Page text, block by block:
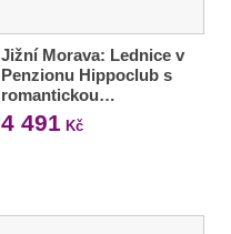
Jižní Morava: Lednice v
Penzionu Hippoclub s
romantickou…
4 491 Kč